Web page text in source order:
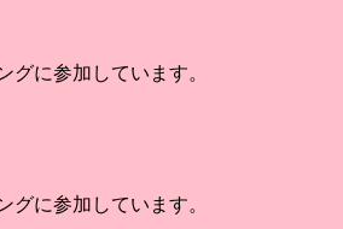
グに参加しています。
グに参加しています。